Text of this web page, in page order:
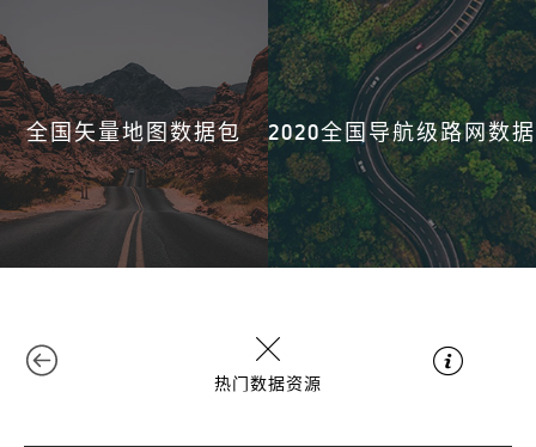
全国矢量地图数据包 2020全国导航级路网数据
热门数据资源